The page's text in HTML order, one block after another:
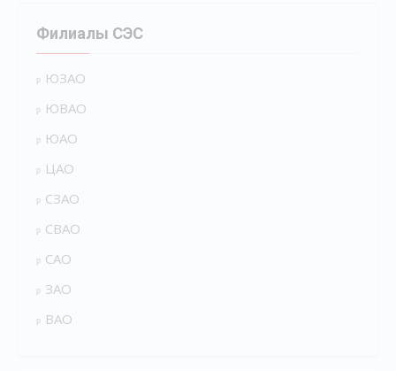
Филиалы СЭС
ЮЗАО
ЮВАО
ЮАО
ЦАО
СЗАО
СВАО
САО
ЗАО
ВАО